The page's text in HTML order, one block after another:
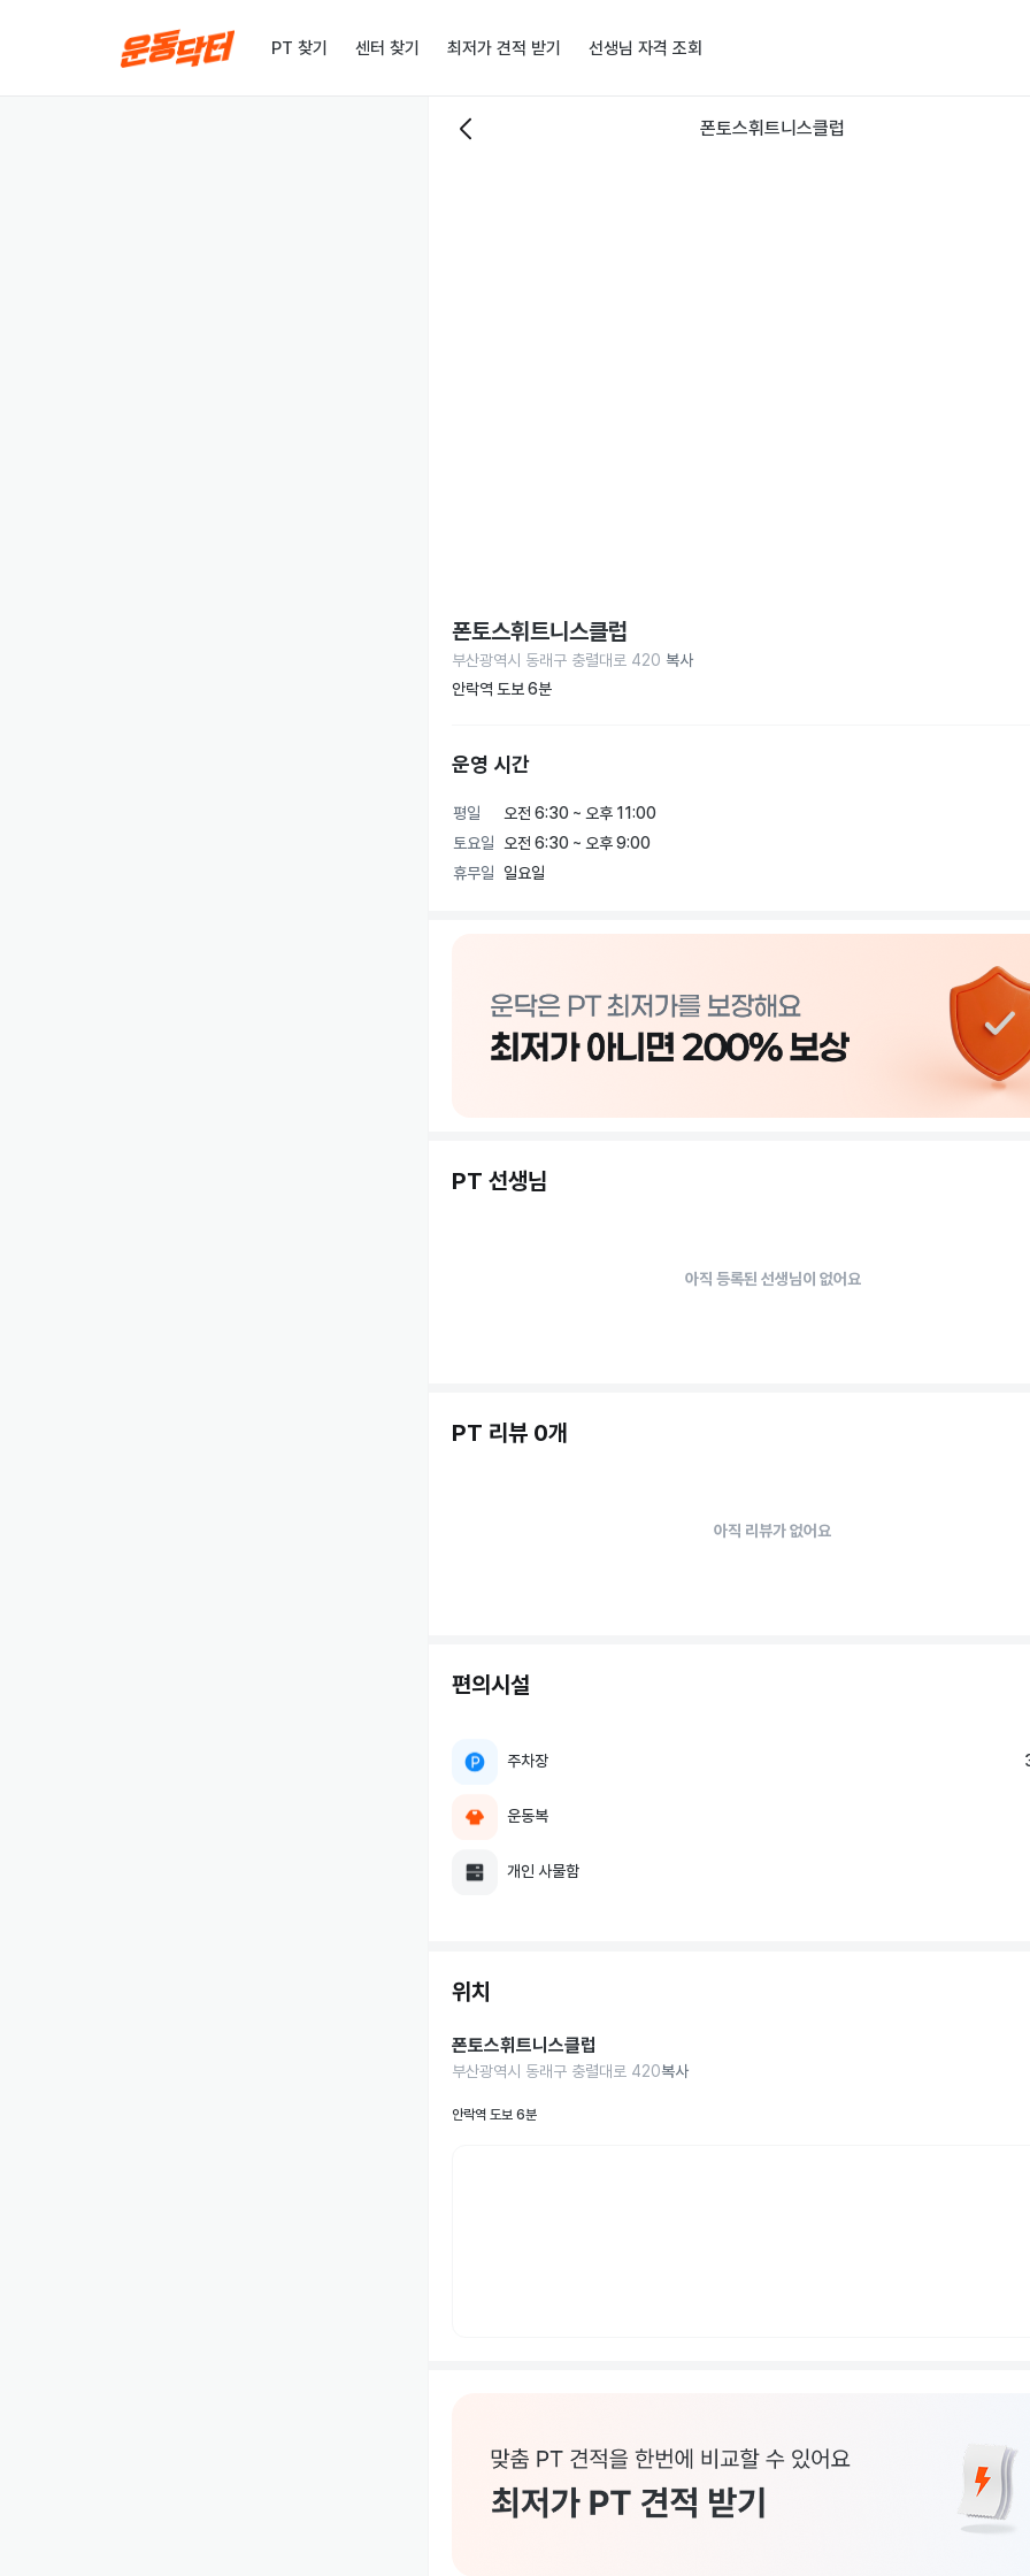
PT 찾기 센터 찾기 최저가 견적 받기 선생님 자격 조회
폰토스휘트니스클럽
폰토스휘트니스클럽
부산광역시 동래구 충렬대로 420 복사
안락역 도보 6분
운영 시간
평일
오전 6:30 ~ 오후 11:00
토요일
오전 6:30 ~ 오후 9:00
휴무일
일요일
PT 선생님
아직 등록된 선생님이 없어요
PT 리뷰 0개
아직 리뷰가 없어요
편의시설
주차장
운동복
개인 사물함
위치
폰토스휘트니스클럽
부산광역시 동래구 충렬대로 420복사
안락역 도보 6분